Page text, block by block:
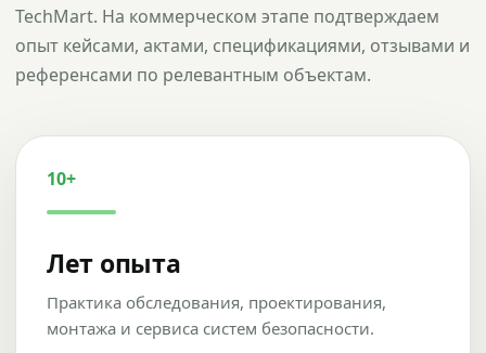
TechMart. На коммерческом этапе подтверждаем
опыт кейсами, актами, спецификациями, отзывами и
референсами по релевантным объектам.
10+
Лет опыта
Практика обследования, проектирования,
монтажа и сервиса систем безопасности.